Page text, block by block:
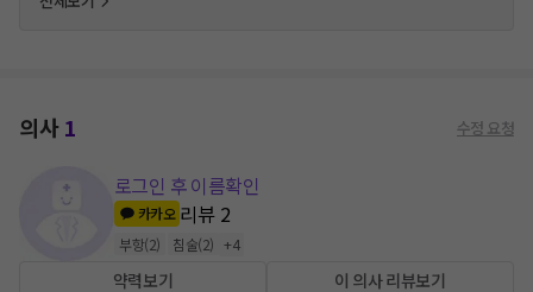
의사1 수정 요청
로그인 후 이름확인
카카오 리뷰 2
부항(2) 침술(2) +4
약력보기 이 의사 리뷰보기